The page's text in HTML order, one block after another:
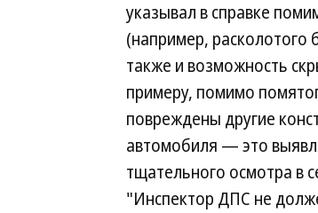
указывал в справке
(например, расколотого
также и возможность
примеру, помимо
повреждены другие
автомобиля — это
тщательного осмотра в
"Инспектор ДПС не